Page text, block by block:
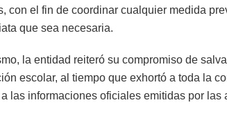
con el fin de coordinar cualquier medida
que sea necesaria.
la entidad reiteró su compromiso de
escolar, al tiempo que exhortó a toda la
las informaciones oficiales emitidas por las